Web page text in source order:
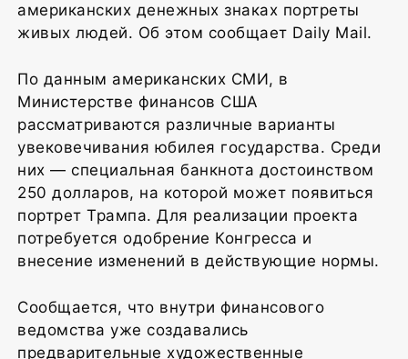
американских денежных знаках портреты
живых людей. Об этом сообщает Daily Mail.
По данным американских СМИ, в
Министерстве финансов США
рассматриваются различные варианты
увековечивания юбилея государства. Среди
них — специальная банкнота достоинством
250 долларов, на которой может появиться
портрет Трампа. Для реализации проекта
потребуется одобрение Конгресса и
внесение изменений в действующие нормы.
Сообщается, что внутри финансового
ведомства уже создавались
предварительные художественные